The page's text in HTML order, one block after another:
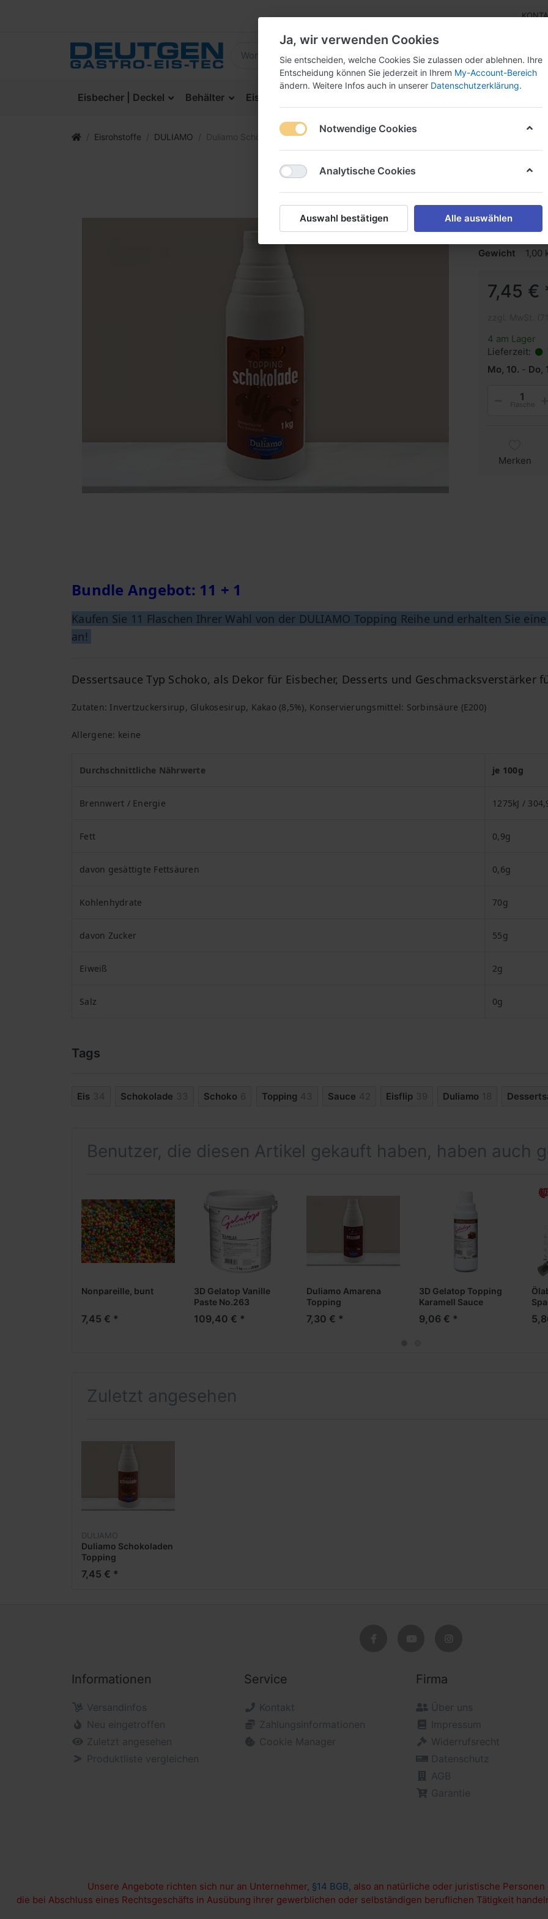
Eisbecher | Deckel Behälter Eislabor
Eisrohstoffe DULIAMO Duliamo Schokoladen Topping
Schokoladen
Gewicht
1,00
7,45 €
4 am Lager
Lieferzeit:
Mo, 10. - Do,
Flasche
Merken
Bundle Angebot: 11 + 1
Kaufen Sie 11 Flaschen Ihrer Wahl von der DULIAMO Topping Reihe und erhalten Sie
an!
Dessertsauce Typ Schoko, als Dekor für Eisbecher, Desserts und Geschmacksverstärker
Zutaten: Invertzuckersirup, Glukosesirup, Kakao (8,5%), Konservierungsmittel: Sorbinsäure (E200)
Allergene: keine
Durchschnittliche Nährwerte je 100g
Brennwert / Energie 1275kJ /
Fett 0,9g
davon gesättigte Fettsäuren 0,6g
Kohlenhydrate 70g
davon Zucker 55g
Eiweiß 2g
Salz 0g
Tags
Eis 34 Schokolade 33 Schoko 6 Topping 43 Sauce 42 Eisflip 39 Duliamo 18
Benutzer, die diesen Artikel gekauft haben, haben auch
Nonpareille, bunt
7,45 € *
3D Gelatop Vanille
Paste No.263
109,40 € *
Duliamo Amarena
Topping
7,30 € *
3D Gelatop Topping
Karamell Sauce
No.598
9,06 € *
Zuletzt angesehen
DULIAMO
Duliamo Schokoladen
Topping
7,45 € *
Informationen
Versandinfos
Neu eingetroffen
Zuletzt angesehen
Produktliste vergleichen
Service
Kontakt
Zahlungsinformationen
Cookie Manager
Firma
Über uns
Impressum
Widerrufsrecht
Datenschutz
AGB
Garantie
Unsere Angebote richten sich nur an Unternehmer, §14 BGB, also an natürliche oder juristische
die bei Abschluss eines Rechtsgeschäfts in Ausübung ihrer gewerblichen oder selbständigen beruflichen Tätigkeit
Ja, wir verwenden Cookies
Sie entscheiden, welche Cookies Sie zulassen oder ablehnen. Ihre
Entscheidung können Sie jederzeit in Ihrem My-Account-Bereich
ändern. Weitere Infos auch in unserer Datenschutzerklärung.
Notwendige Cookies
Analytische Cookies
Auswahl bestätigen Alle auswählen